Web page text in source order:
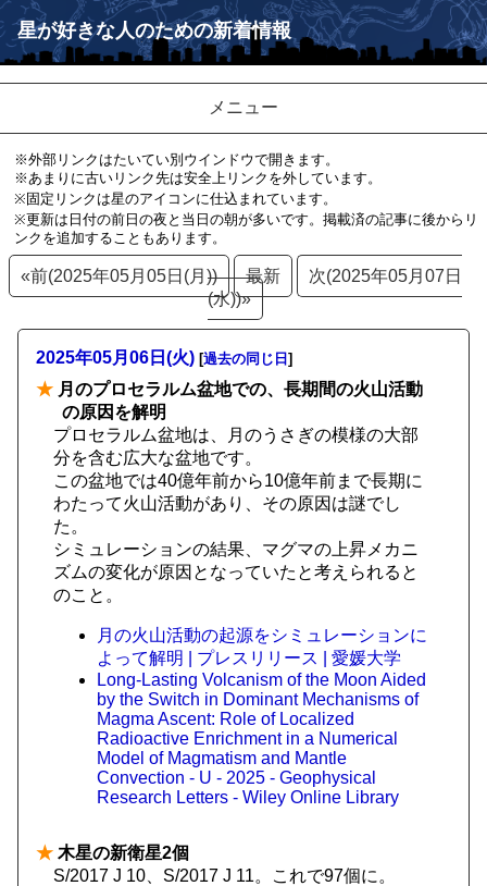
星が好きな人のための新着情報
メニュー
※外部リンクはたいてい別ウインドウで開きます。
※あまりに古いリンク先は安全上リンクを外しています。
※固定リンクは星のアイコンに仕込まれています。
※更新は日付の前日の夜と当日の朝が多いです。掲載済の記事に後からリ
ンクを追加することもあります。
«前(2025年05月05日(月)) 最新
次(2025年05月07日
(水))»
2025年05月06日(火) [過去の同じ日 ]
★ 月のプロセラルム盆地での、長期間の火山活動
の原因を解明
プロセラルム盆地は、月のうさぎの模様の大部
分を含む広大な盆地です。
この盆地では40億年前から10億年前まで長期に
わたって火山活動があり、その原因は謎でし
た。
シミュレーションの結果、マグマの上昇メカニ
ズムの変化が原因となっていたと考えられると
のこと。
月の火山活動の起源をシミュレーションに
よって解明 | プレスリリース | 愛媛大学
Long‐Lasting Volcanism of the Moon Aided
by the Switch in Dominant Mechanisms of
Magma Ascent: Role of Localized
Radioactive Enrichment in a Numerical
Model of Magmatism and Mantle
Convection - U - 2025 - Geophysical
Research Letters - Wiley Online Library
★ 木星の新衛星2個
S/2017 J 10、S/2017 J 11。これで97個に。